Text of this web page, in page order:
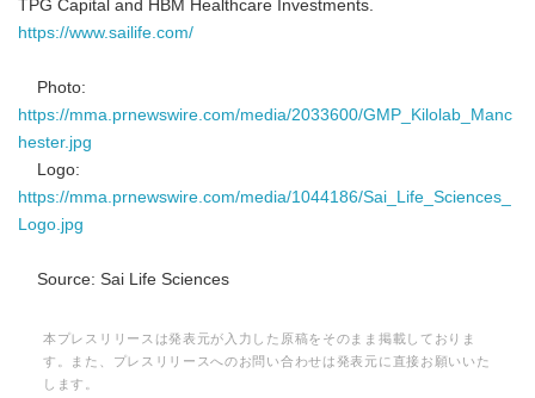
TPG Capital and HBM Healthcare Investments.
https://www.sailife.com/
Photo:
https://mma.prnewswire.com/media/2033600/GMP_Kilolab_Manc
hester.jpg
Logo:
https://mma.prnewswire.com/media/1044186/Sai_Life_Sciences_
Logo.jpg
Source: Sai Life Sciences
本プレスリリースは発表元が入力した原稿をそのまま掲載しておりま
す。また、プレスリリースへのお問い合わせは発表元に直接お願いいた
します。